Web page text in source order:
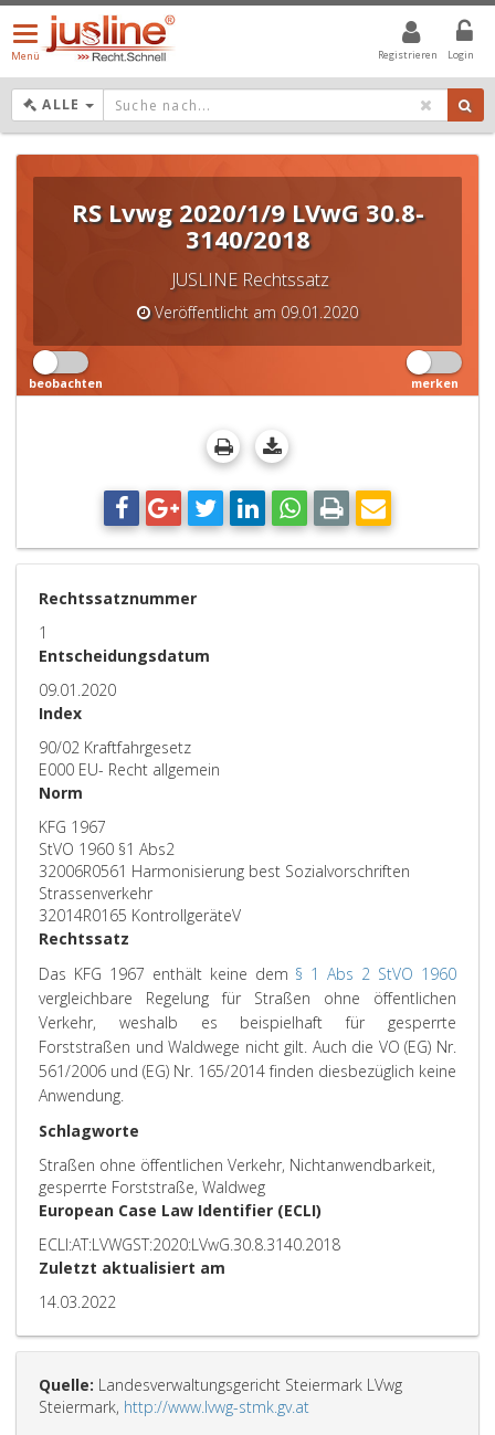
Registrieren Login
Menü
öffnen/schließen
Menü
ALLE DROPDOWN: GEWÄHLTER WERT IST ALLE
RS Lvwg 2020/1/9 LVwG 30.8-
3140/2018
JUSLINE Rechtssatz
Veröffentlicht am 09.01.2020
beobachten merken
Rechtssatznummer
1
Entscheidungsdatum
09.01.2020
Index
90/02 Kraftfahrgesetz
E000 EU- Recht allgemein
Norm
KFG 1967
StVO 1960 §1 Abs2
32006R0561 Harmonisierung best Sozialvorschriften
Strassenverkehr
32014R0165 KontrollgeräteV
Rechtssatz
Das KFG 1967 enthält keine dem § 1 Abs 2 StVO 1960
vergleichbare Regelung für Straßen ohne öffentlichen
Verkehr, weshalb es beispielhaft für gesperrte
Forststraßen und Waldwege nicht gilt. Auch die VO (EG) Nr.
561/2006 und (EG) Nr. 165/2014 finden diesbezüglich keine
Anwendung.
Schlagworte
Straßen ohne öffentlichen Verkehr, Nichtanwendbarkeit,
gesperrte Forststraße, Waldweg
European Case Law Identifier (ECLI)
ECLI:AT:LVWGST:2020:LVwG.30.8.3140.2018
Zuletzt aktualisiert am
14.03.2022
Quelle: Landesverwaltungsgericht Steiermark LVwg
Steiermark, http://www.lvwg-stmk.gv.at